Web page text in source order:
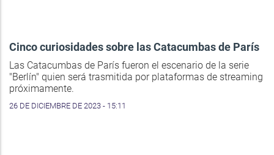
Cinco curiosidades sobre las Catacumbas de París
Las Catacumbas de París fueron el escenario de la serie
"Berlín" quien será trasmitida por plataformas de streaming
próximamente.
26 DE DICIEMBRE DE 2023 - 15:11